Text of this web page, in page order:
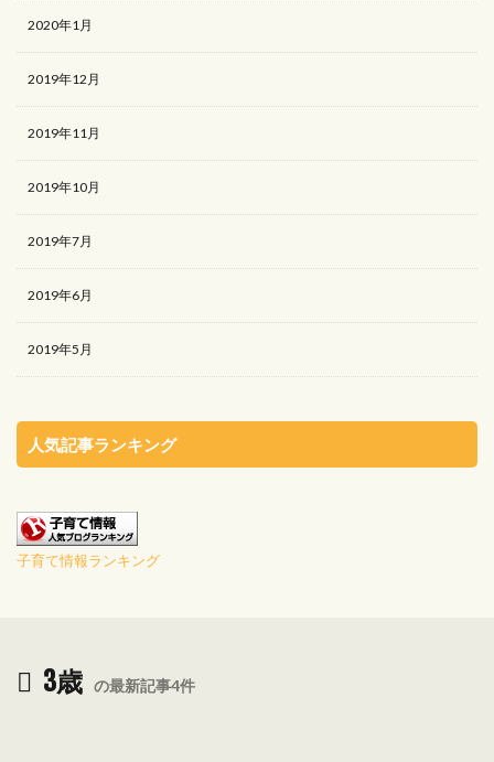
2020年1月
2019年12月
2019年11月
2019年10月
2019年7月
2019年6月
2019年5月
人気記事ランキング
子育て情報ランキング
3歳 の最新記事4件